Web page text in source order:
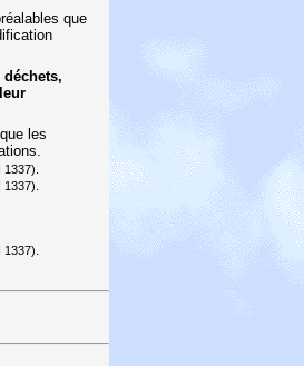
que
les
1337).
1337).
1337).